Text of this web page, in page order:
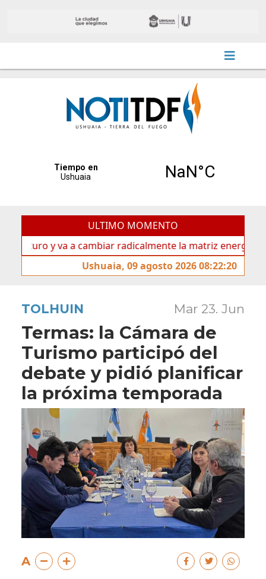
ULTIMO MOMENTO
y va a cambiar radicalmente la matriz energética de
Ushuaia, 09 agosto 2026 08:22:20
TOLHUIN Mar 23. Jun
Termas: la Cámara de
Turismo participó del
debate y pidió planificar
la próxima temporada
A